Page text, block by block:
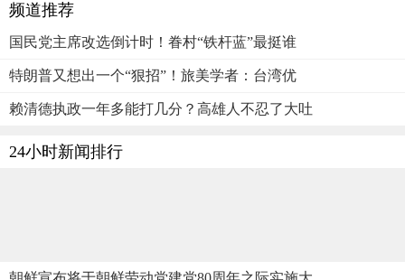
频道推荐
国民党主席改选倒计时！眷村“铁杆蓝”最挺谁
特朗普又想出一个“狠招”！旅美学者：台湾优
赖清德执政一年多能打几分？高雄人不忍了大吐
24小时新闻排行